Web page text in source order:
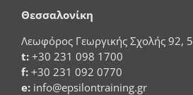
Θεσσαλονίκη
Λεωφόρος Γεωργικής Σχολής 92,
t: +30 231 098 1700
f: +30 231 092 0770
e: info@epsilontraining.gr